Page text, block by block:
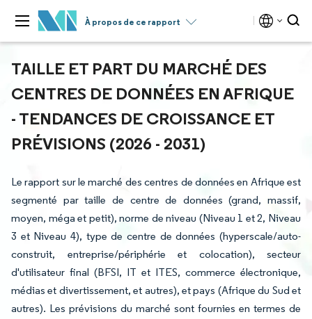
À propos de ce rapport
TAILLE ET PART DU MARCHÉ DES
CENTRES DE DONNÉES EN AFRIQUE
- TENDANCES DE CROISSANCE ET
PRÉVISIONS (2026 - 2031)
Le rapport sur le marché des centres de données en Afrique est
segmenté par taille de centre de données (grand, massif,
moyen, méga et petit), norme de niveau (Niveau 1 et 2, Niveau
3 et Niveau 4), type de centre de données (hyperscale/auto-
construit, entreprise/périphérie et colocation), secteur
d'utilisateur final (BFSI, IT et ITES, commerce électronique,
médias et divertissement, et autres), et pays (Afrique du Sud et
autres). Les prévisions du marché sont fournies en termes de